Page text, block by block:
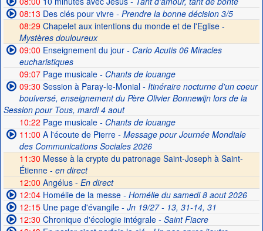
08:13 Des clés pour vivre- Prendre la bonne décision 3/5
08:29 Chapelet aux intentions du monde et de l'Eglise -
Mystères douloureux
09:00 Enseignement du jour- Carlo Acutis 06 Miracles
eucharistiques
09:07Page musicale- Chants de louange
09:30 Session à Paray-le-Monial- Itinéraire nocturne d'un coeur
boulversé, enseignement du Père Olivier Bonnewijn lors de la
Session pour Tous, mardi 4 aout
10:22 Page musicale- Chants de louange
11:00 A l'écoute de Pierre- Message pour Journée Mondiale
des Communications Sociales 2026
11:30 Messe à la crypte du patronage Saint-Joseph à Saint-
Étienne - en direct
12:00 Angélus - En direct
12:04Homélie de la messe- Homélie du samedi 8 aout 2026
12:15Une page d'évangile- Jn 19/27 - 13, 31-14, 31
12:30 Chronique d'écologie intégrale- Saint Fiacre